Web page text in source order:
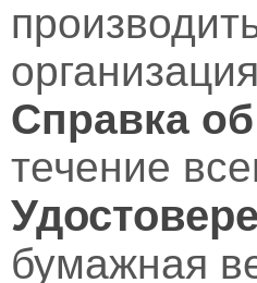
Справка
течение
бумажная